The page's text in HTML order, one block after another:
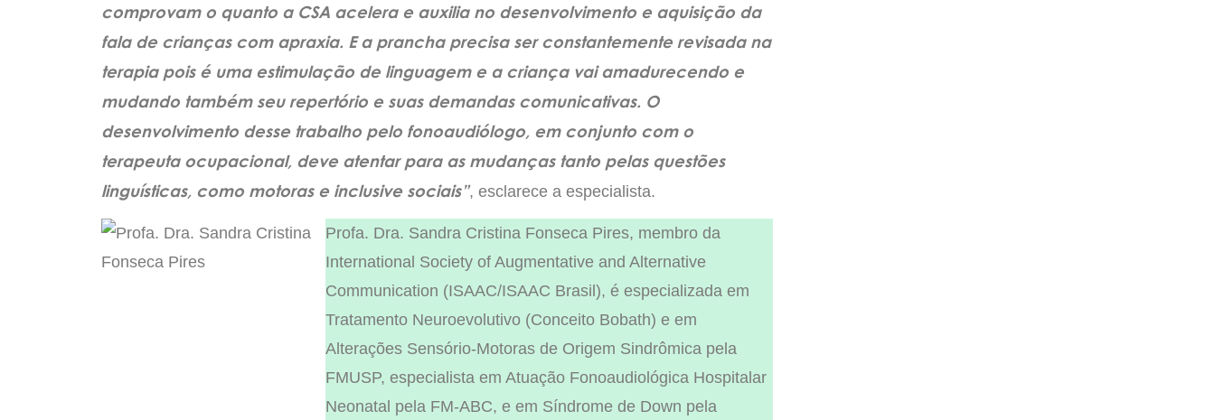
comprovam o quanto a CSA acelera e auxilia no desenvolvimento e aquisição da
fala de crianças com apraxia. E a prancha precisa ser constantemente revisada na
terapia pois é uma estimulação de linguagem e a criança vai amadurecendo e
mudando também seu repertório e suas demandas comunicativas. O
desenvolvimento desse trabalho pelo fonoaudiólogo, em conjunto com o
terapeuta ocupacional, deve atentar para as mudanças tanto pelas questões
linguísticas, como motoras e inclusive sociais”, esclarece a especialista.
Profa. Dra. Sandra Cristina Fonseca Pires, membro da
International Society of Augmentative and Alternative
Communication (ISAAC/ISAAC Brasil), é especializada em
Tratamento Neuroevolutivo (Conceito Bobath) e em
Alterações Sensório-Motoras de Origem Sindrômica pela
FMUSP, especialista em Atuação Fonoaudiológica Hospitalar
Neonatal pela FM-ABC, e em Síndrome de Down pela